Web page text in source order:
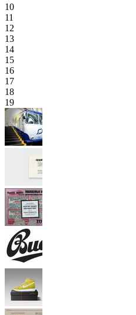
10
11
12
13
14
15
16
17
18
19